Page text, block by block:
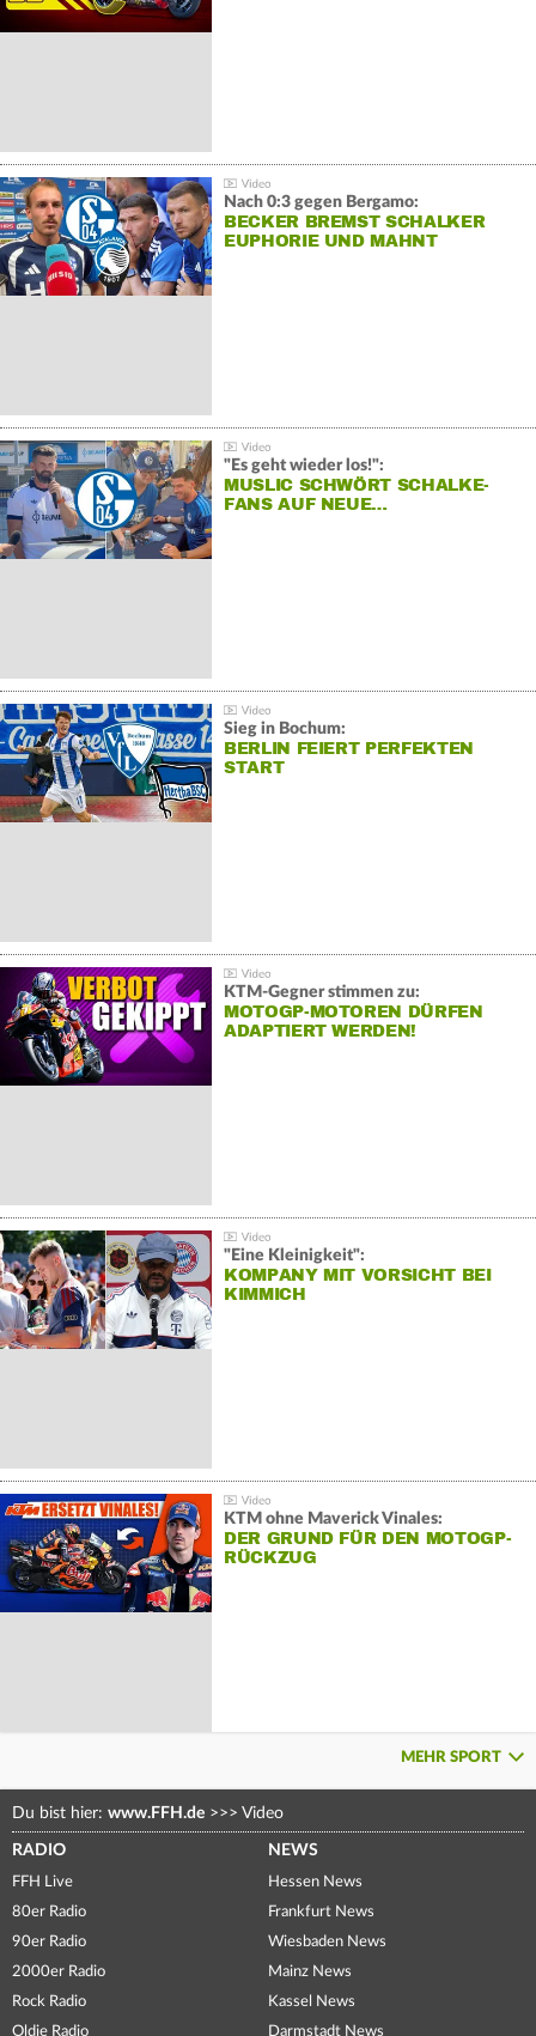
Nach 0:3 gegen Bergamo:
BECKER BREMST SCHALKER
EUPHORIE UND MAHNT
"Es geht wieder los!":
MUSLIC SCHWÖRT SCHALKE-
FANS AUF NEUE…
Sieg in Bochum:
BERLIN FEIERT PERFEKTEN
START
KTM-Gegner stimmen zu:
MOTOGP-MOTOREN DÜRFEN
ADAPTIERT WERDEN!
"Eine Kleinigkeit":
KOMPANY MIT VORSICHT BEI
KIMMICH
KTM ohne Maverick Vinales:
DER GRUND FÜR DEN MOTOGP-
RÜCKZUG
MEHR SPORT
Du bist hier: www.FFH.de >>> Video
RADIO
FFH Live
80er Radio
90er Radio
2000er Radio
Rock Radio
Oldie Radio
NEWS
Hessen News
Frankfurt News
Wiesbaden News
Mainz News
Kassel News
Darmstadt News